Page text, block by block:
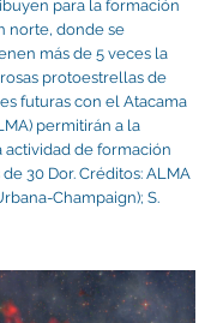
para la formación
norte, donde se
más de 5 veces la
protoestrellas de
futuras con el Atacama
permitirán a la
de formación
30 Dor. Créditos: ALMA
Champaign); S.